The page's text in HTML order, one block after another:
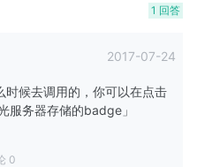
1 回答
2017-07-24
时候去调用的，你可以在点击
服务器存储的badge」
0